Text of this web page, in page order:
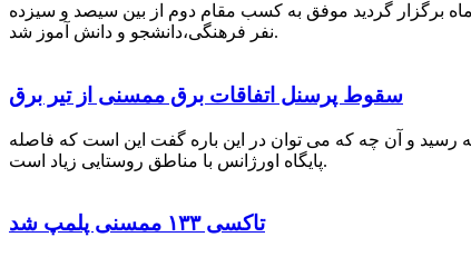
برگزار گردید موفق به کسب مقام دوم از بین سیصد و سیزده
نفر فرهنگی،دانشجو و دانش آموز شد.
سقوط پرسنل اتفاقات برق ممسنی از تیر برق
رسید و آن چه که می توان در این باره گفت این است که فاصله
پایگاه اورژانس با مناطق روستایی زیاد است.
تاکسی ۱۳۳ ممسنی پلمپ شد